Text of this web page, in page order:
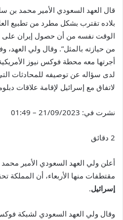
قال العهد السعودي الأمير محمد بن
بلاده تقترب بشكل مطرد من تطبيع
الوقت نفسه من أن حصول إيران على
من حيازته بالمثل”. وقال ولي العهد،
أجرتها معه محطة فوكس نيوز
لدى سؤاله عن توصيفه للمحادثات
لاتفاق مع إسرائيل لإقامة علاقات
نشرت في: 21/09/2023 – 01:49
2 دقائق
أعلن ولي العهد السعودي الأمير
مقتطفات منها الأربعاء، أن المملكة
إسرائيل.
وقال ولي العهد السعودي لشبكة